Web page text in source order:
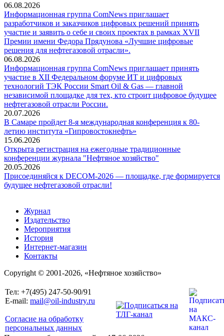
06.08.2026
Информационная группа ComNews приглашает
разработчиков и заказчиков цифровых решений принять
участие и заявить о себе и своих проектах в рамках XVII
Премии имени Федора Прядунова «Лучшие цифровые
решения для нефтегазовой отрасли».
06.08.2026
Информационная группа ComNews приглашает принять
участие в XII Федеральном форуме ИТ и цифровых
технологий ТЭК России Smart Oil & Gas — главной
независимой площадке для тех, кто строит цифровое будущее
нефтегазовой отрасли России.
20.07.2026
В Самаре пройдет 8-я международная конференция к 80-
летию института «Гипровостокнефть»
15.06.2026
Открыта регистрация на ежегодные традиционные
конференции журнала "Нефтяное хозяйство"
20.05.2026
Присоединяйся к DECOM-2026 — площадке, где формируется
будущее нефтегазовой отрасли!
Журнал
Издательство
Мероприятия
История
Интернет-магазин
Контакты
Copyright © 2001-2026, «Нефтяное хозяйство»
Тел: +7(495) 247-50-90/91
E-mail: mail@oil-industry.ru
Согласие на обработку
персональных данных